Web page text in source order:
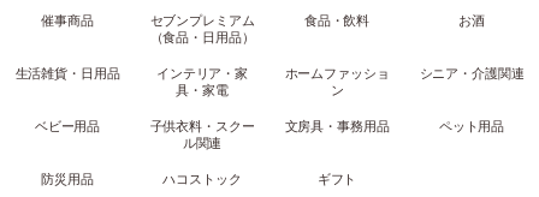
催事商品
セブンプレミアム
（食品・日用品）
食品・飲料 お酒
生活雑貨・日用品
インテリア・家
具・家電
ホームファッショ
ン
シニア・介護関連
ベビー用品
子供衣料・スクー
ル関連
文房具・事務用品 ペット用品
防災用品 ハコストック ギフト